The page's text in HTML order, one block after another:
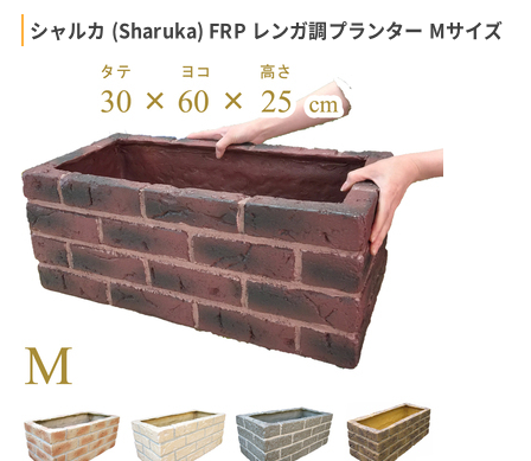
シャルカ (Sharuka) FRP レンガ調プランター Mサイズ